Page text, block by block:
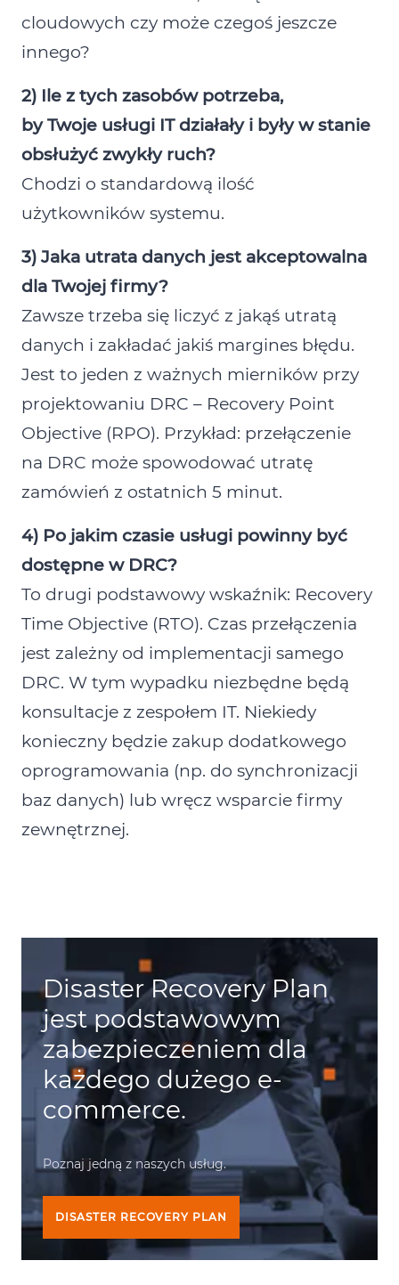
cloudowych czy może czegoś jeszcze
innego?
2) Ile z tych zasobów potrzeba,
by Twoje usługi IT działały i były w stanie
obsłużyć zwykły ruch?
Chodzi o standardową ilość
użytkowników systemu.
3) Jaka utrata danych jest akceptowalna
dla Twojej firmy?
Zawsze trzeba się liczyć z jakąś utratą
danych i zakładać jakiś margines błędu.
Jest to jeden z ważnych mierników przy
projektowaniu DRC – Recovery Point
Objective (RPO). Przykład: przełączenie
na DRC może spowodować utratę
zamówień z ostatnich 5 minut.
4) Po jakim czasie usługi powinny być
dostępne w DRC?
To drugi podstawowy wskaźnik: Recovery
Time Objective (RTO). Czas przełączenia
jest zależny od implementacji samego
DRC. W tym wypadku niezbędne będą
konsultacje z zespołem IT. Niekiedy
konieczny będzie zakup dodatkowego
oprogramowania (np. do synchronizacji
baz danych) lub wręcz wsparcie firmy
zewnętrznej.
Disaster Recovery Plan
jest podstawowym
zabezpieczeniem dla
każdego dużego e-
commerce.
Poznaj jedną z naszych usług.
DISASTER RECOVERY PLAN